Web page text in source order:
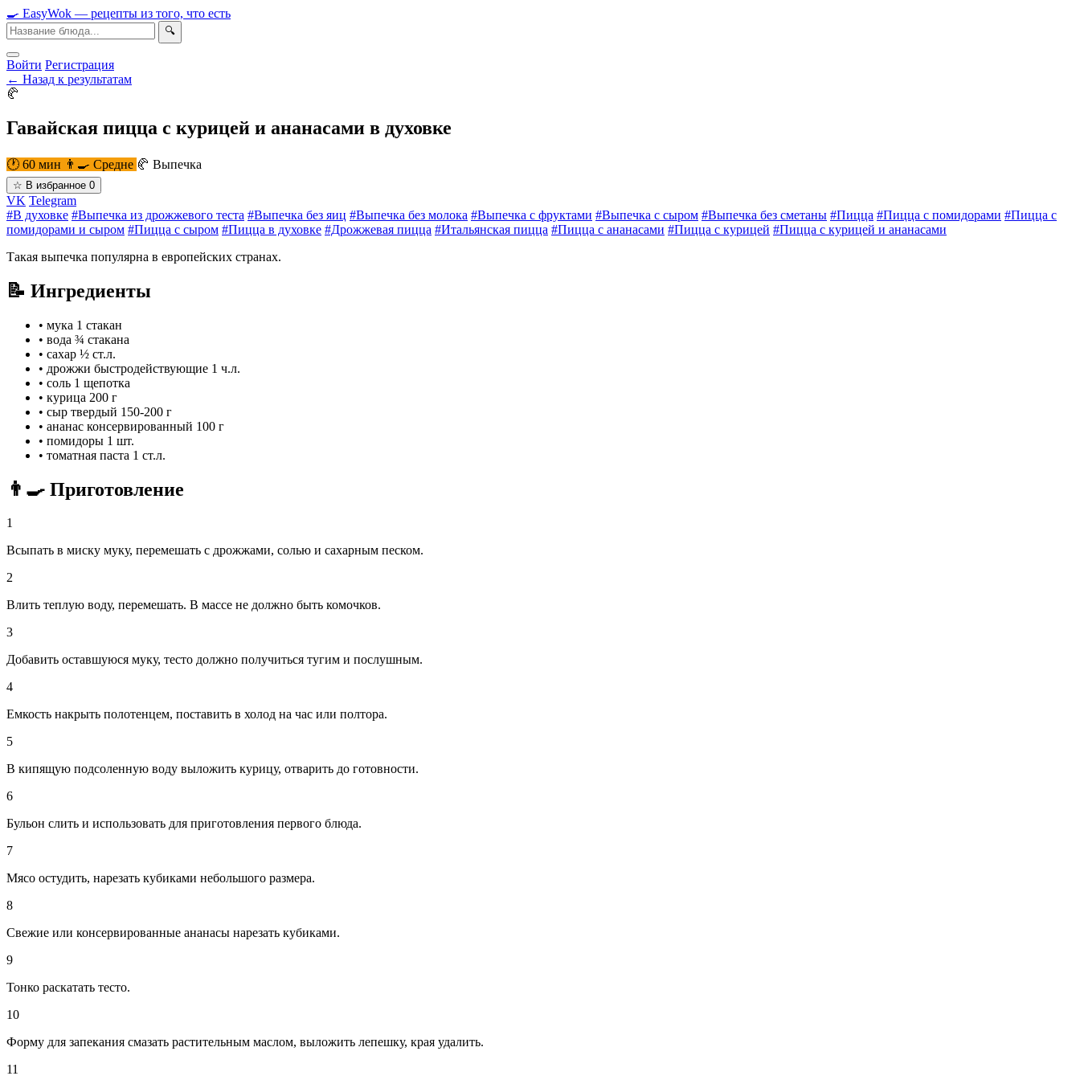
🍳 EasyWok — рецепты из того, что есть
🔍
Войти Регистрация
← Назад к результатам
🥐
Гавайская пицца с курицей и ананасами в духовке
🕐 60 мин 👨‍🍳 Средне 🥐 Выпечка
☆ В избранное 0
VK Telegram
#В духовке #Выпечка из дрожжевого теста #Выпечка без яиц #Выпечка без молока #Выпечка с фруктами #Выпечка с сыром #Выпечка без сметаны #Пицца #Пицца с помидорами #Пицца с
помидорами и сыром #Пицца с сыром #Пицца в духовке #Дрожжевая пицца #Итальянская пицца #Пицца с ананасами #Пицца с курицей #Пицца с курицей и ананасами
Такая выпечка популярна в европейских странах.
📝 Ингредиенты
• мука 1 стакан
• вода ¾ стакана
• сахар ½ ст.л.
• дрожжи быстродействующие 1 ч.л.
• соль 1 щепотка
• курица 200 г
• сыр твердый 150-200 г
• ананас консервированный 100 г
• помидоры 1 шт.
• томатная паста 1 ст.л.
👨‍🍳 Приготовление
1
Всыпать в миску муку, перемешать с дрожжами, солью и сахарным песком.
2
Влить теплую воду, перемешать. В массе не должно быть комочков.
3
Добавить оставшуюся муку, тесто должно получиться тугим и послушным.
4
Емкость накрыть полотенцем, поставить в холод на час или полтора.
5
В кипящую подсоленную воду выложить курицу, отварить до готовности.
6
Бульон слить и использовать для приготовления первого блюда.
7
Мясо остудить, нарезать кубиками небольшого размера.
8
Свежие или консервированные ананасы нарезать кубиками.
9
Тонко раскатать тесто.
10
Форму для запекания смазать растительным маслом, выложить лепешку, края удалить.
11